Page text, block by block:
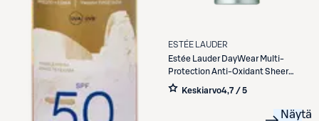
ESTÉE LAUDER
Estée Lauder DayWear Multi-
Protection Anti-Oxidant Sheer
Tint Release Moisturiser SPF 15
sävyttävä päivävoide 30 ml
Keskiarvo4,7 / 5
Näytä